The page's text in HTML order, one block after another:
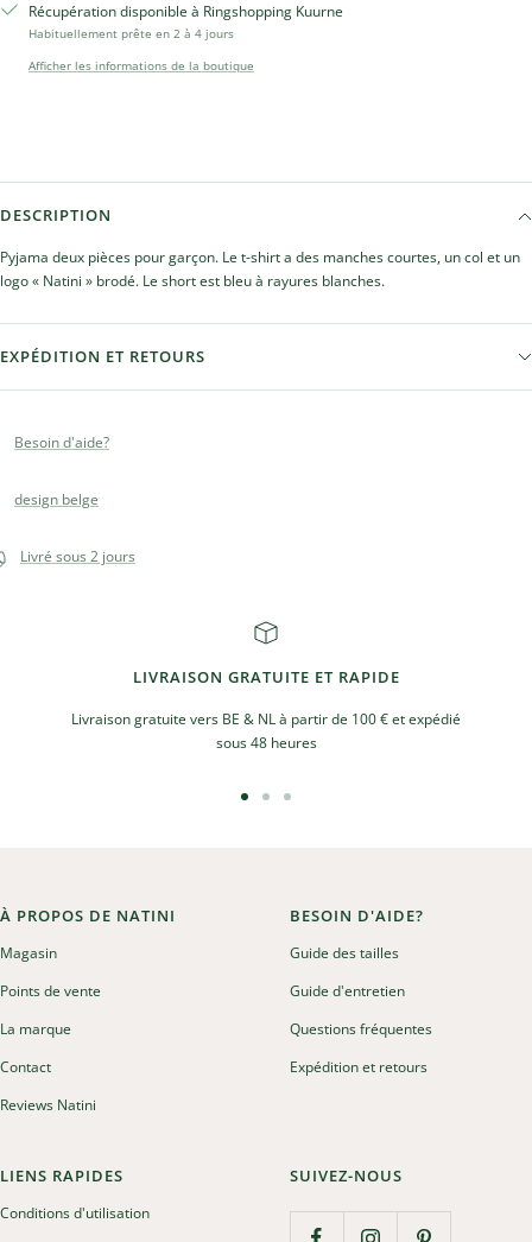
Récupération disponible à Ringshopping Kuurne
Habituellement prête en 2 à 4 jours
Afficher les informations de la boutique
DESCRIPTION
Pyjama deux pièces pour garçon. Le t-shirt a des manches courtes, un col et un
logo « Natini » brodé. Le short est bleu à rayures blanches.
EXPÉDITION ET RETOURS
Besoin d'aide?
design belge
Livré sous 2 jours
LIVRAISON GRATUITE ET RAPIDE
Livraison gratuite vers BE & NL à partir de 100 € et expédié
sous 48 heures
À PROPOS DE NATINI
Magasin
Points de vente
La marque
Contact
Reviews Natini
BESOIN D'AIDE?
Guide des tailles
Guide d'entretien
Questions fréquentes
Expédition et retours
LIENS RAPIDES
Conditions d'utilisation
SUIVEZ-NOUS